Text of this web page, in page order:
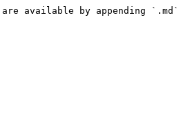
available by appending `.md`